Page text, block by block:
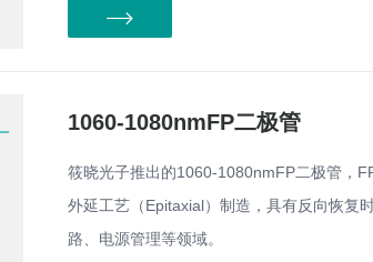
1060-1080nmFP二极管
筱晓光子推出的1060-1080nmFP二极管，
外延工艺（Epitaxial）制造，具有反向恢复
路、电源管理等领域。